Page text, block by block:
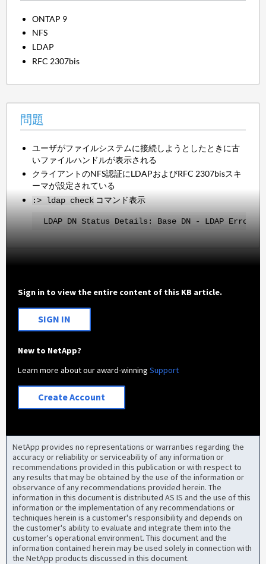
ONTAP 9
NFS
LDAP
RFC 2307bis
問題
ユーザがファイルシステムに接続しようとしたときに古
いファイルハンドルが表示される
クライアントのNFS認証にLDAPおよびRFC 2307bisスキ
ーマが設定されている
:> ldap check コマンド表示
LDAP DN Status Details: Base DN - LDAP
Sign in to view the entire content of this KB article.
SIGN IN
New to NetApp?
Learn more about our award-winningSupport
Create Account
NetApp provides no representations or warranties regarding the
accuracy or reliability or serviceability of any information or
recommendations provided in this publication or with respect to
any results that may be obtained by the use of the information or
observance of any recommendations provided herein. The
information in this document is distributed AS IS and the use of this
information or the implementation of any recommendations or
techniques herein is a customer's responsibility and depends on
the customer's ability to evaluate and integrate them into the
customer's operational environment. This document and the
information contained herein may be used solely in connection with
the NetApp products discussed in this document.